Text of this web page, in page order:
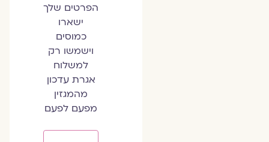
הפרטים שלך
ישארו
כמוסים
וישמשו רק
למשלוח
אגרת עדכון
מהמגזין
מפעם לפעם